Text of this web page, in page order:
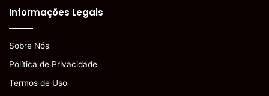
Informações Legais
Sobre Nós
Política de Privacidade
Termos de Uso